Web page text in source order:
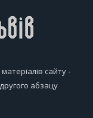
сайту -
абзацу